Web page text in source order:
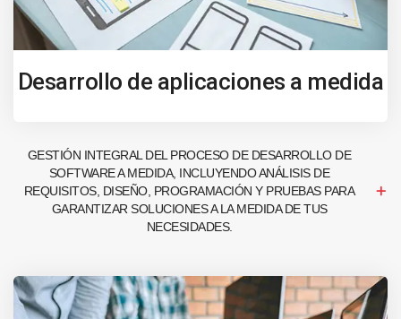
Desarrollo de aplicaciones a medida
GESTIÓN INTEGRAL DEL PROCESO DE DESARROLLO DE
SOFTWARE A MEDIDA, INCLUYENDO ANÁLISIS DE
REQUISITOS, DISEÑO, PROGRAMACIÓN Y PRUEBAS PARA
GARANTIZAR SOLUCIONES A LA MEDIDA DE TUS
NECESIDADES.